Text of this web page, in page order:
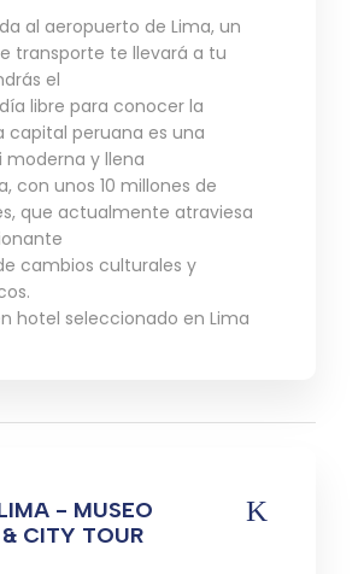
al aeropuerto de Lima, un
transporte te llevará a tu
el
libre para conocer la
capital peruana es una
y llena
con unos 10 millones de
que actualmente atraviesa
cambios culturales y
hotel seleccionado en Lima
- MUSEO
CITY TOUR